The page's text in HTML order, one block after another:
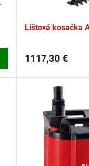
Lištová kosačka
1117,30 €